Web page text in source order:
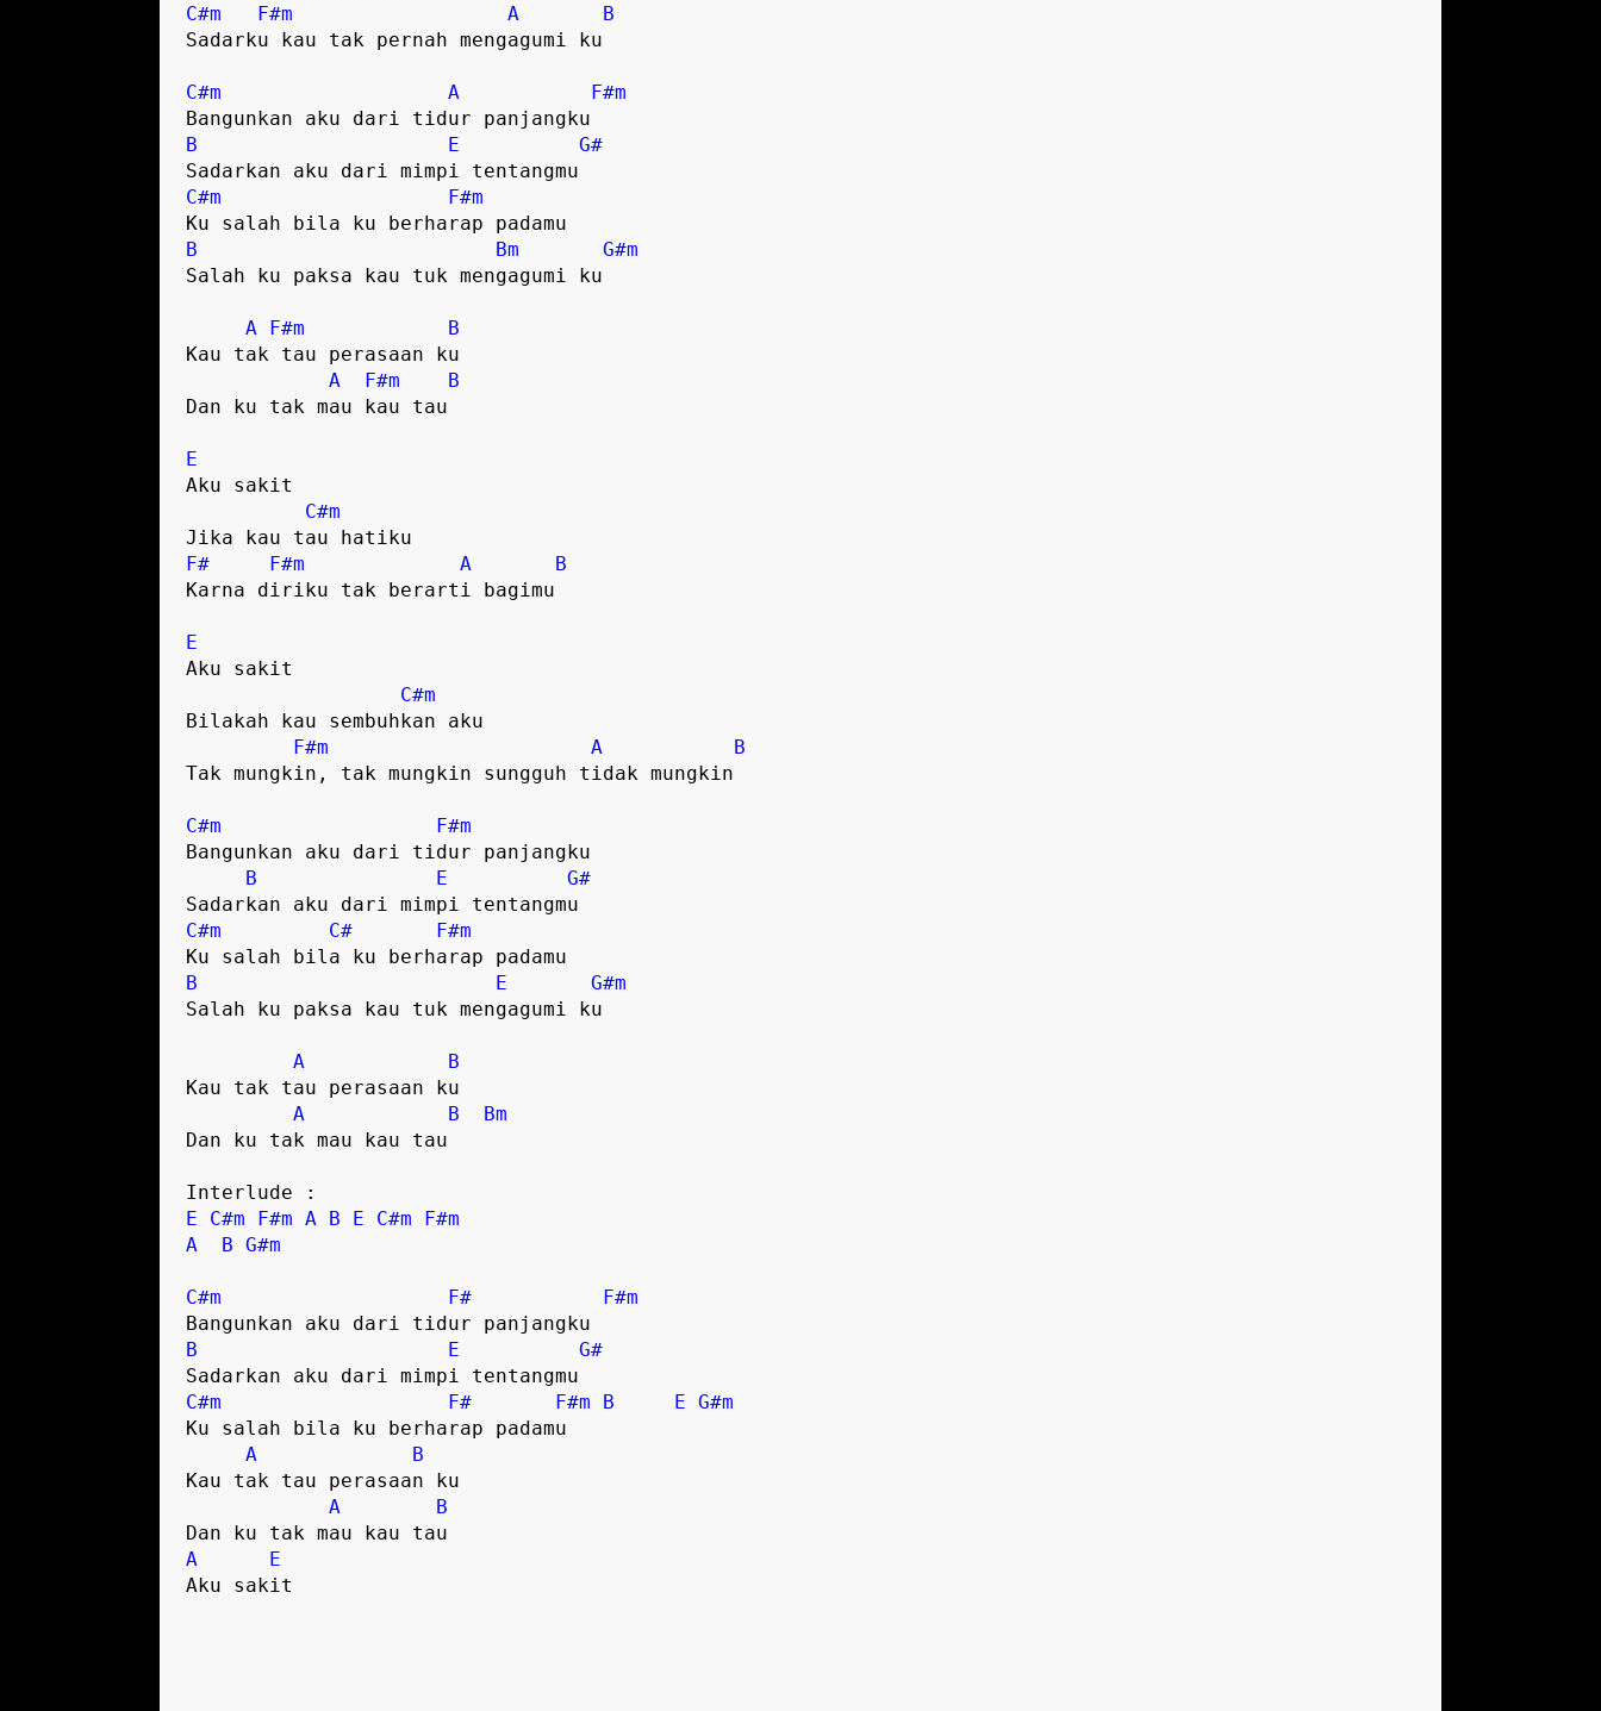
C#m
F#m A
B
Sadarku kau tak pernah mengagumi ku
C#m A
F#m
Bangunkan aku dari tidur panjangku
B
E
G#
Sadarkan aku dari mimpi tentangmu
C#m
F#m
Ku salah bila ku berharap padamu
B
Bm
G#m
Salah ku paksa kau tuk mengagumi ku
A F#m
B
Kau tak tau perasaan ku
A
F#m
B
Dan ku tak mau kau tau
E
Aku sakit
C#m
Jika kau tau hatiku
F#
F#m A
B
Karna diriku tak berarti bagimu
E
Aku sakit
C#m
Bilakah kau sembuhkan aku
F#m
A
B
Tak mungkin, tak mungkin sungguh tidak mungkin
C#m
F#m
Bangunkan aku dari tidur panjangku
B
E
G#
Sadarkan aku dari mimpi tentangmu
C#m
C#
F#m
Ku salah bila ku berharap padamu
B
E
G#m
Salah ku paksa kau tuk mengagumi ku
A
B
Kau tak tau perasaan ku
A
B
Bm
Dan ku tak mau kau tau
Interlude :
E
C#m F#m A B E C#m
F#m
A
B G#m
C#m F#
F#m
Bangunkan aku dari tidur panjangku
B
E
G#
Sadarkan aku dari mimpi tentangmu
C#m
F# F#m B E G#m
Ku salah bila ku berharap padamu
A
B
Kau tak tau perasaan ku
A
B
Dan ku tak mau kau tau
A
E
Aku sakit